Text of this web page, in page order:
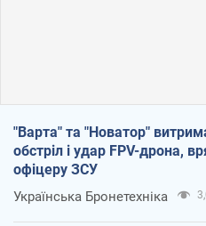
"Варта" та "Новатор"
обстріл і удар FPV-дрона,
офіцеру ЗСУ
Українська Бронетехніка